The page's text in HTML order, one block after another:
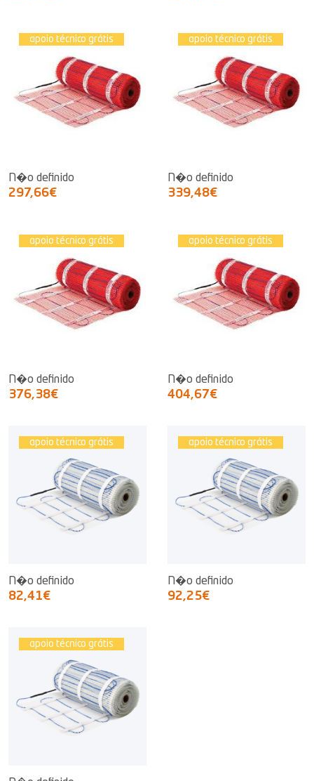
apoio técnico grátis
N�o definido
297,66€
apoio técnico grátis
N�o definido
339,48€
apoio técnico grátis
N�o definido
376,38€
apoio técnico grátis
N�o definido
404,67€
apoio técnico grátis
N�o definido
82,41€
apoio técnico grátis
N�o definido
92,25€
apoio técnico grátis